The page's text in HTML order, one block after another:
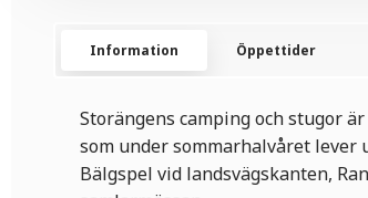
Information Öppettider
Storängens camping och stugor
som under sommarhalvåret
Bälgspel vid landsvägskanten,